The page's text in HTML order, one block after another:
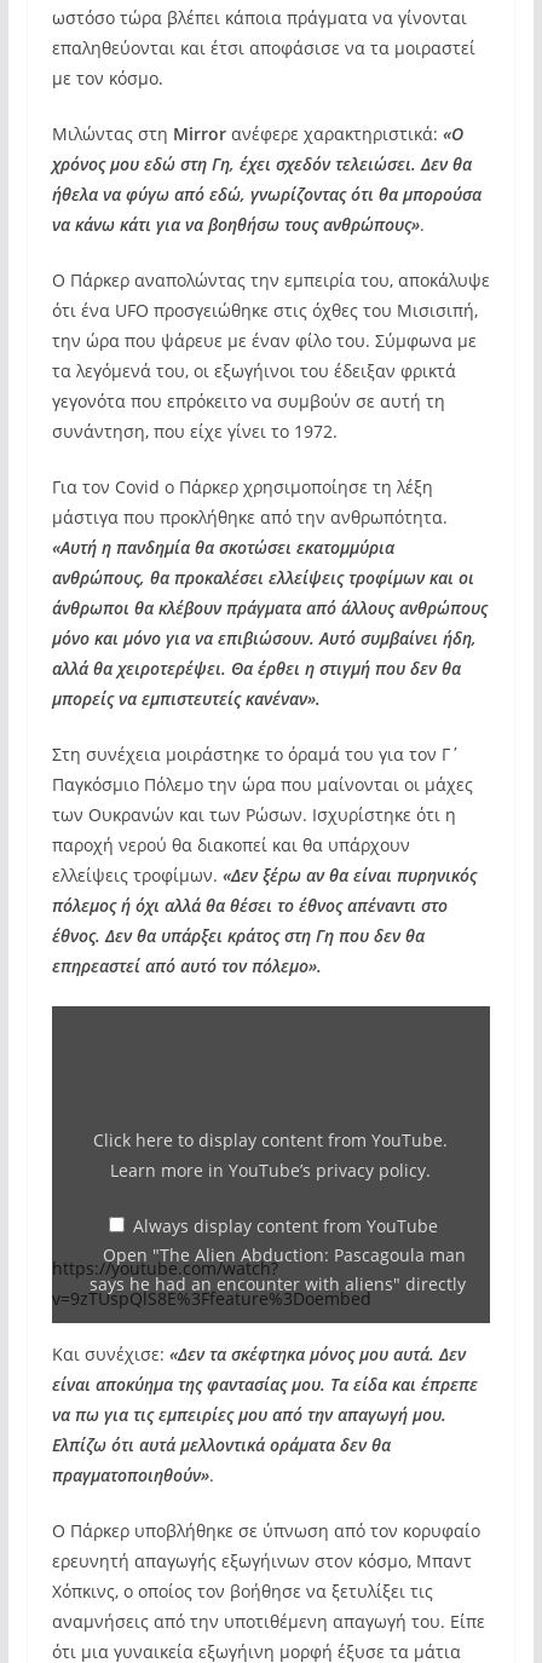
ωστόσο τώρα βλέπει κάποια πράγματα να γίνονται
επαληθεύονται και έτσι αποφάσισε να τα μοιραστεί
με τον κόσμο.
Μιλώντας στη Mirrorανέφερε χαρακτηριστικά: «Ο
χρόνος μου εδώ στη Γη, έχει σχεδόν τελειώσει. Δεν θα
ήθελα να φύγω από εδώ, γνωρίζοντας ότι θα μπορούσα
να κάνω κάτι για να βοηθήσω τους ανθρώπους».
Ο Πάρκερ αναπολώντας την εμπειρία του, αποκάλυψε
ότι ένα UFO προσγειώθηκε στις όχθες του Μισισιπή,
την ώρα που ψάρευε με έναν φίλο του. Σύμφωνα με
τα λεγόμενά του, οι εξωγήινοι του έδειξαν φρικτά
γεγονότα που επρόκειτο να συμβούν σε αυτή τη
συνάντηση, που είχε γίνει το 1972.
Για τον Covid ο Πάρκερ χρησιμοποίησε τη λέξη
μάστιγα που προκλήθηκε από την ανθρωπότητα.
«Αυτή η πανδημία θα σκοτώσει εκατομμύρια
ανθρώπους, θα προκαλέσει ελλείψεις τροφίμων και οι
άνθρωποι θα κλέβουν πράγματα από άλλους ανθρώπους
μόνο και μόνο για να επιβιώσουν. Αυτό συμβαίνει ήδη,
αλλά θα χειροτερέψει. Θα έρθει η στιγμή που δεν θα
μπορείς να εμπιστευτείς κανέναν».
Στη συνέχεια μοιράστηκε το όραμά του για τον Γ΄
Παγκόσμιο Πόλεμο την ώρα που μαίνονται οι μάχες
των Ουκρανών και των Ρώσων. Ισχυρίστηκε ότι η
παροχή νερού θα διακοπεί και θα υπάρχουν
ελλείψεις τροφίμων. «Δεν ξέρω αν θα είναι πυρηνικός
πόλεμος ή όχι αλλά θα θέσει το έθνος απέναντι στο
έθνος. Δεν θα υπάρξει κράτος στη Γη που δεν θα
επηρεαστεί από αυτό τον πόλεμο».
Pascagoula
says
he
had
an
encounter
with
aliens"
from
Click here to display content from YouTube.
Learn more inYouTube’s privacy policy.
Always display content from YouTube
Open "The Alien Abduction: Pascagoula man
says he had an encounter with aliens" directly
https://youtube.com/watch?
v=9zTUspQlS8E%3Ffeature%3Doembed
Και συνέχισε: «Δεν τα σκέφτηκα μόνος μου αυτά. Δεν
είναι αποκύημα της φαντασίας μου. Τα είδα και έπρεπε
να πω για τις εμπειρίες μου από την απαγωγή μου.
Ελπίζω ότι αυτά μελλοντικά οράματα δεν θα
πραγματοποιηθούν».
Ο Πάρκερ υποβλήθηκε σε ύπνωση από τον κορυφαίο
ερευνητή απαγωγής εξωγήινων στον κόσμο, Μπαντ
Χόπκινς, ο οποίος τον βοήθησε να ξετυλίξει τις
αναμνήσεις από την υποτιθέμενη απαγωγή του. Είπε
ότι μια γυναικεία εξωγήινη μορφή έξυσε τα μάτια